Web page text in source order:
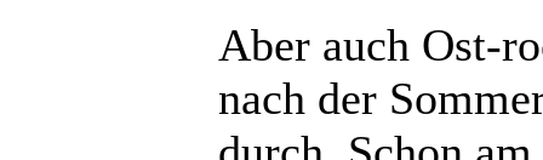
Aber auch Ost-
nach der